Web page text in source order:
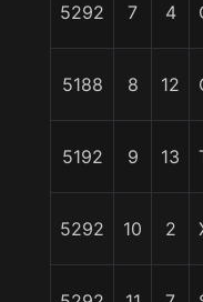
5292 7 4
5188 8 12
5192 9 13
5292 10 2